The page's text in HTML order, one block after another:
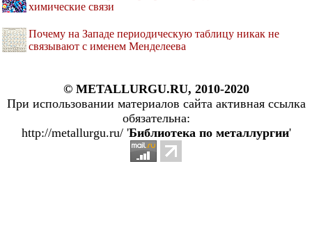
химические связи
Почему на Западе периодическую таблицу никак не
связывают с именем Менделеева
© METALLURGU.RU, 2010-2020
При использовании материалов сайта активная ссылка
обязательна:
http://metallurgu.ru/ 'Библиотека по металлургии'